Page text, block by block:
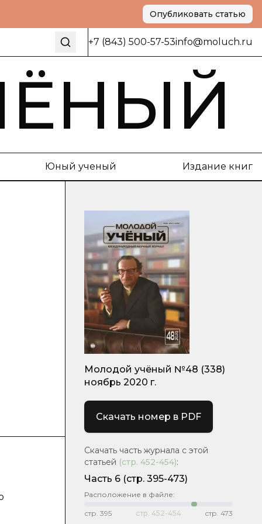
Опубликовать статью
+7 (843) 500-57-53info@moluch.ru
Юный ученый Издание книг
Молодой учёный №48 (338)
ноябрь 2020 г.
Скачать номер в PDF
Скачать часть журнала с этой
статьей (стр. 452-454):
Часть 6 (стр. 395-473)
Расположение в файле:
стр. 395 стр. 452-454 стр. 473